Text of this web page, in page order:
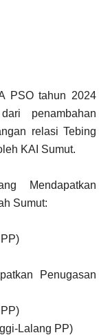
PSO tahun 2024
penambahan
relasi Tebing
KAI Sumut.
Mendapatkan
Sumut:
Penugasan
Lalang PP)